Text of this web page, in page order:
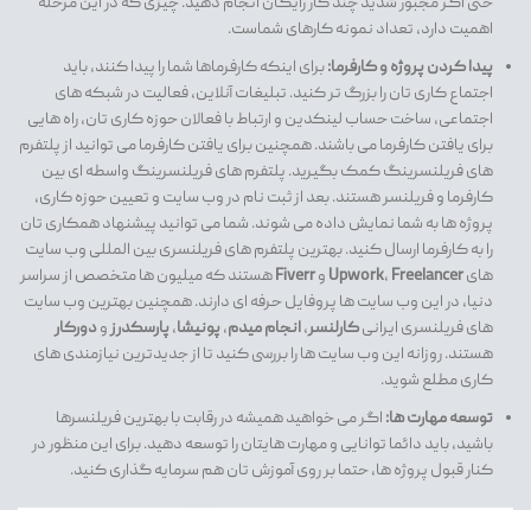
اهمیت دارد، تعداد نمونه کارهای شماست.
پیدا کردن پروژه و کارفرما:برای اینکه کارفرماها شما را پیدا کنند، باید
اجتماع کاری تان را بزرگ تر کنید. تبلیغات آنلاین، فعالیت در شبکه های
اجتماعی، ساخت حساب لینکدین و ارتباط با فعالان حوزه کاری تان، راه هایی
برای یافتن کارفرما می باشند. همچنین برای یافتن کارفرما می توانید از پلتفرم
های فریلنسرینگ کمک بگیرید. پلتفرم های فریلنسرینگ واسطه ای بین
کارفرما و فریلنسر هستند. بعد از ثبت نام در وب سایت و تعیین حوزه کاری،
پروژه ها به شما نمایش داده می شوند. شما می توانید پیشنهاد همکاری تان
را به کارفرما ارسال کنید. بهترین پلتفرم های فریلنسری بین المللی وب سایت
های
Upwork، Freelancer وFiverrهستند که میلیون ها متخصص از سراسر
دنیا، در این وب سایت ها پروفایل حرفه ای دارند. همچنین بهترین وب سایت
های فریلنسری ایرانیکارلنسر،انجام میدم،پونیشا،پارسکدرزودورکار
هستند. روزانه این وب سایت ها را بررسی کنید تا از جدیدترین نیازمندی های
کاری مطلع شوید.
توسعه مهارت ها: اگر می خواهید همیشه در رقابت با بهترین فریلنسرها
باشید، باید دائما توانایی و مهارت هایتان را توسعه دهید. برای این منظور در
کنار قبول پروژه ها، حتما بر روی آموزش تان هم سرمایه گذاری کنید.